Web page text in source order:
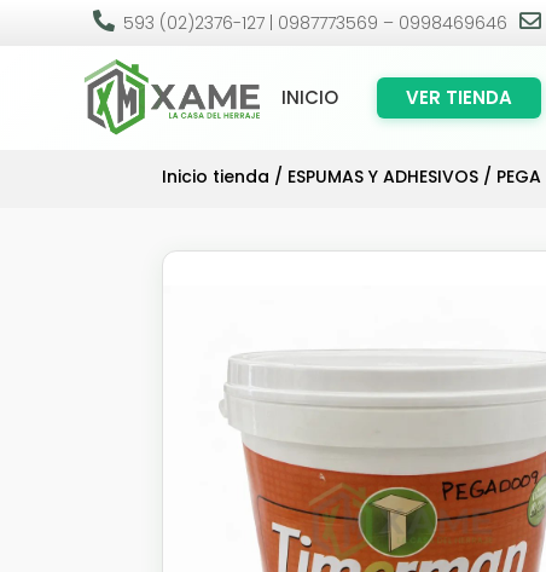
 593 (02)2376-127 | 0987773569 – 0998469646 
INICIO VER TIENDA
Inicio tienda / ESPUMAS Y ADHESIVOS / PEGA